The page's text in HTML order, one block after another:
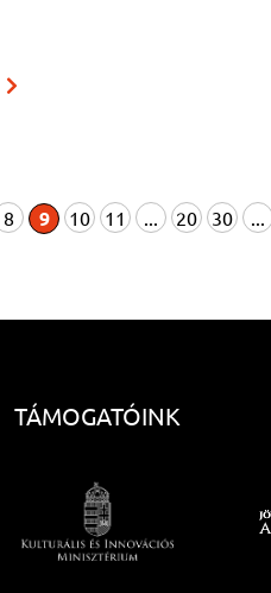
8 9 10 11 ... 20 30 ...
TÁMOGATÓINK